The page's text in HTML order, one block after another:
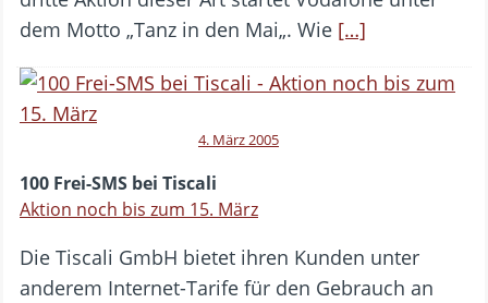
dem Motto „Tanz in den Mai„. Wie […]
4. März 2005
100 Frei-SMS bei Tiscali
Aktion noch bis zum 15. März
Die Tiscali GmbH bietet ihren Kunden unter
anderem Internet-Tarife für den Gebrauch an